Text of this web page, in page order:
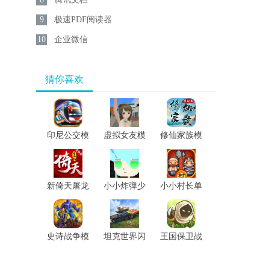
9 极速PDF阅读器
10 企业微信
猜你喜欢
印尼公交模
虚拟女友模
修仙家族模
新倚天屠龙
小小炸弹少
小小村长单
史诗战争模
坦克世界闪
王国保卫战